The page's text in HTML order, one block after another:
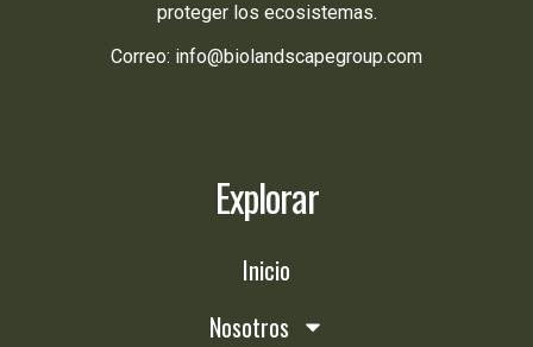
proteger los ecosistemas.
Correo: info@biolandscapegroup.com
Explorar
Inicio
Nosotros